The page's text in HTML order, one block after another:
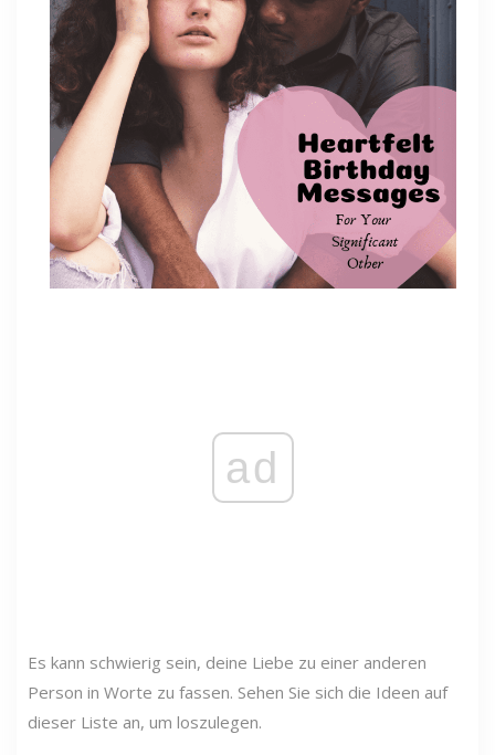
ad
Es kann schwierig sein, deine Liebe zu einer anderen
Person in Worte zu fassen. Sehen Sie sich die Ideen auf
dieser Liste an, um loszulegen.